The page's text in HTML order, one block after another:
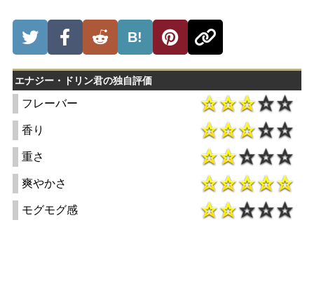
B!
エナジー・ドリン君の独自評価
フレーバー
香り
重さ
爽やかさ
モグモグ感